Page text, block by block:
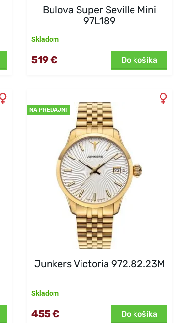
Bulova Super Seville Mini
97L189
Skladom
519 € Do košíka
NA PREDAJNI
Junkers Victoria 972.82.23M
Skladom
455 € Do košíka